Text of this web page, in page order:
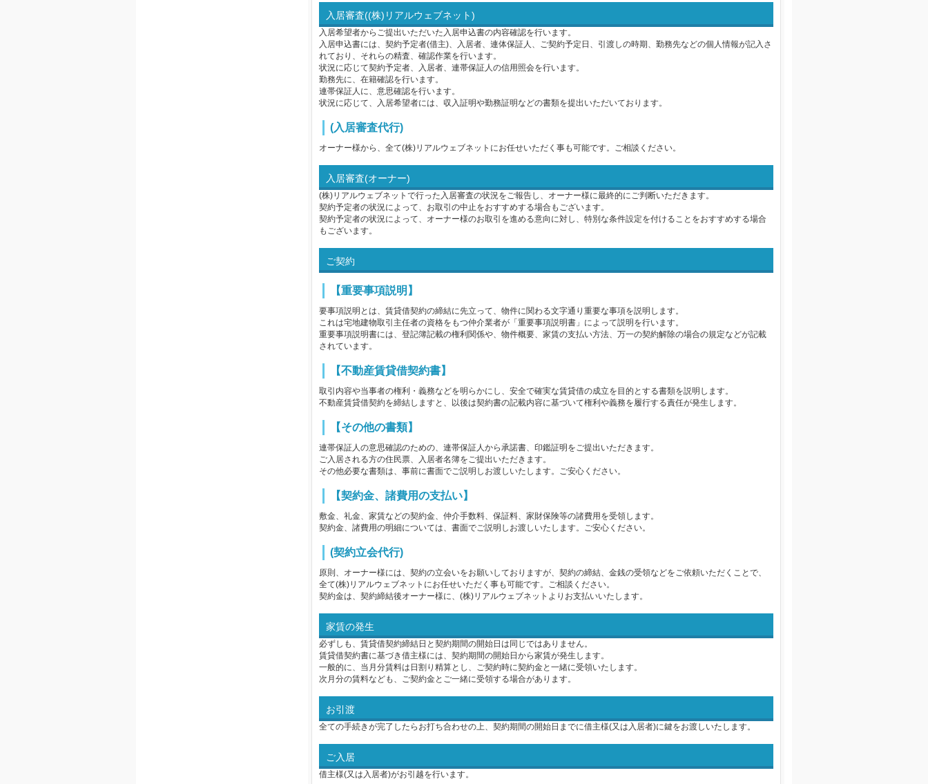
入居審査((株)リアルウェブネット)
入居希望者からご提出いただいた入居申込書の内容確認を行います。
入居申込書には、契約予定者(借主)、入居者、連体保証人、ご契約予定日、引渡しの時期、勤務先などの個人情報が記入さ
れており、それらの精査、確認作業を行います。
状況に応じて契約予定者、入居者、連帯保証人の信用照会を行います。
勤務先に、在籍確認を行います。
連帯保証人に、意思確認を行います。
状況に応じて、入居希望者には、収入証明や勤務証明などの書類を提出いただいております。
(入居審査代行)
オーナー様から、全て(株)リアルウェブネットにお任せいただく事も可能です。ご相談ください。
入居審査(オーナー)
(株)リアルウェブネットで行った入居審査の状況をご報告し、オーナー様に最終的にご判断いただきます。
契約予定者の状況によって、お取引の中止をおすすめする場合もございます。
契約予定者の状況によって、オーナー様のお取引を進める意向に対し、特別な条件設定を付けることをおすすめする場合
もございます。
ご契約
【重要事項説明】
要事項説明とは、賃貸借契約の締結に先立って、物件に関わる文字通り重要な事項を説明します。
これは宅地建物取引主任者の資格をもつ仲介業者が「重要事項説明書」によって説明を行います。
重要事項説明書には、登記簿記載の権利関係や、物件概要、家賃の支払い方法、万一の契約解除の場合の規定などが記載
されています。
【不動産賃貸借契約書】
取引内容や当事者の権利・義務などを明らかにし、安全で確実な賃貸借の成立を目的とする書類を説明します。
不動産賃貸借契約を締結しますと、以後は契約書の記載内容に基づいて権利や義務を履行する責任が発生します。
【その他の書類】
連帯保証人の意思確認のための、連帯保証人から承諾書、印鑑証明をご提出いただきます。
ご入居される方の住民票、入居者名簿をご提出いただきます。
その他必要な書類は、事前に書面でご説明しお渡しいたします。ご安心ください。
【契約金、諸費用の支払い】
敷金、礼金、家賃などの契約金、仲介手数料、保証料、家財保険等の諸費用を受領します。
契約金、諸費用の明細については、書面でご説明しお渡しいたします。ご安心ください。
(契約立会代行)
原則、オーナー様には、契約の立会いをお願いしておりますが、契約の締結、金銭の受領などをご依頼いただくことで、
全て(株)リアルウェブネットにお任せいただく事も可能です。ご相談ください。
契約金は、契約締結後オーナー様に、(株)リアルウェブネットよりお支払いいたします。
家賃の発生
必ずしも、賃貸借契約締結日と契約期間の開始日は同じではありません。
賃貸借契約書に基づき借主様には、契約期間の開始日から家賃が発生します。
一般的に、当月分賃料は日割り精算とし、ご契約時に契約金と一緒に受領いたします。
次月分の賃料なども、ご契約金とご一緒に受領する場合があります。
お引渡
全ての手続きが完了したらお打ち合わせの上、契約期間の開始日までに借主様(又は入居者)に鍵をお渡しいたします。
ご入居
借主様(又は入居者)がお引越を行います。